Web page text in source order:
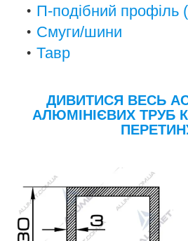
П-подібний профіль
Смуги/шини
Тавр
ДИВИТИСЯ ВЕСЬ
АЛЮМІНІЄВИХ ТРУБ